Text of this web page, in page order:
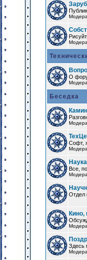
О
Беседка
Софт,
Все,
Отдел
Кино,
Здесь